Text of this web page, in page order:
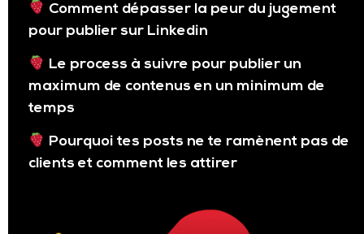
Comment dépasser la peur du jugement
pour publier sur Linkedin
Le process à suivre pour publier un
maximum de contenus en un minimum de
temps
Pourquoi tes posts ne te ramènent pas de
clients et comment les attirer